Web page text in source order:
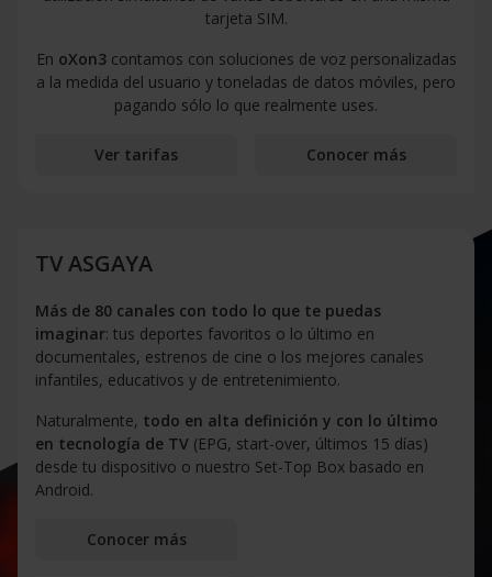
tarjeta SIM.
En oXon3contamos con soluciones de voz personalizadas
a la medida del usuario y toneladas de datos móviles, pero
pagando sólo lo que realmente uses.
Ver tarifas Conocer más
TV ASGAYA
Más de 80 canales con todo lo que te puedas
imaginar: tus deportes favoritos o lo último en
documentales, estrenos de cine o los mejores canales
infantiles, educativos y de entretenimiento.
Naturalmente, todo en alta definición y con lo último
en tecnología de TV (EPG, start-over, últimos 15 días)
desde tu dispositivo o nuestro Set-Top Box basado en
Android.
Conocer más